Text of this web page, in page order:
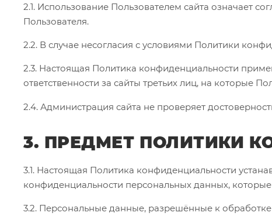
2.1. Использование Пользователем сайта означает
Пользователя.
2.2. В случае несогласия с условиями Политики
2.3. Настоящая Политика конфиденциальности
ответственности за сайты третьих лиц, на которые
2.4. Администрация сайта не проверяет
3. ПРЕДМЕТ ПОЛИТИКИ
3.1. Настоящая Политика конфиденциальности
конфиденциальности персональных данных,
3.2. Персональные данные, разрешённые к